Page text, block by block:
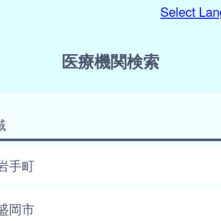
Select
医療機関検索
手町
岡市